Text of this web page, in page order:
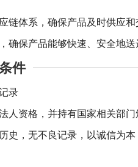
链体系，确保产品及时供应和
确保产品能够快速、安全地送
件
录
人资格，并持有国家相关部
史，无不良记录，以诚信为本